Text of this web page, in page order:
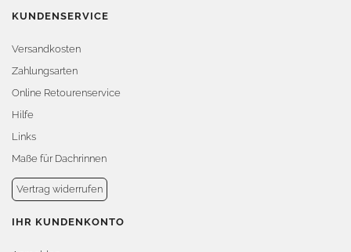
KUNDENSERVICE
Versandkosten
Zahlungsarten
Online Retourenservice
Hilfe
Links
Maße für Dachrinnen
Vertrag widerrufen
IHR KUNDENKONTO